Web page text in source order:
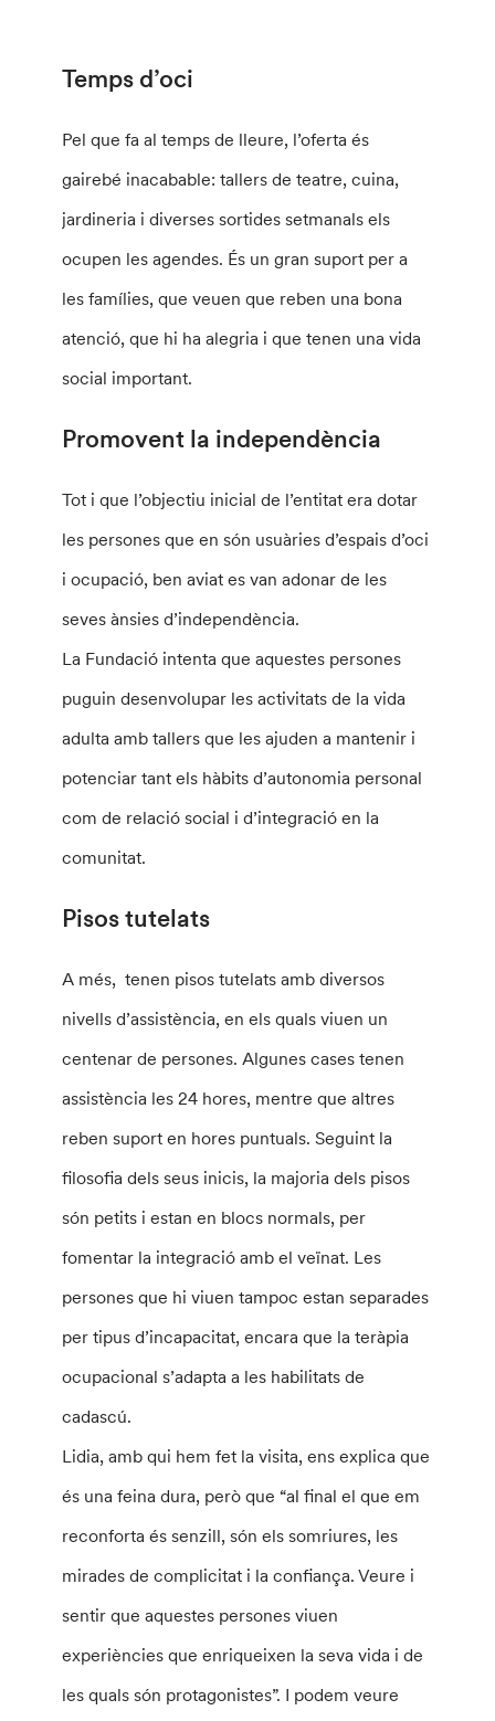
Temps d’oci
Pel que fa al temps de lleure, l’oferta és
gairebé inacabable: tallers de teatre, cuina,
jardineria i diverses sortides setmanals els
ocupen les agendes. És un gran suport per a
les famílies, que veuen que reben una bona
atenció, que hi ha alegria i que tenen una vida
social important.
Promovent la independència
Tot i que l’objectiu inicial de l’entitat era dotar
les persones que en són usuàries d’espais d’oci
i ocupació, ben aviat es van adonar de les
seves ànsies d’independència.
La Fundació intenta que aquestes persones
puguin desenvolupar les activitats de la vida
adulta amb tallers que les ajuden a mantenir i
potenciar tant els hàbits d’autonomia personal
com de relació social i d’integració en la
comunitat.
Pisos tutelats
A més, tenen pisos tutelats amb diversos
nivells d’assistència, en els quals viuen un
centenar de persones. Algunes cases tenen
assistència les 24 hores, mentre que altres
reben suport en hores puntuals. Seguint la
filosofia dels seus inicis, la majoria dels pisos
són petits i estan en blocs normals, per
fomentar la integració amb el veïnat. Les
persones que hi viuen tampoc estan separades
per tipus d’incapacitat, encara que la teràpia
ocupacional s’adapta a les habilitats de
cadascú.
Lidia, amb qui hem fet la visita, ens explica que
és una feina dura, però que “al final el que em
reconforta és senzill, són els somriures, les
mirades de complicitat i la confiança. Veure i
sentir que aquestes persones viuen
experiències que enriqueixen la seva vida i de
les quals són protagonistes”. I podem veure